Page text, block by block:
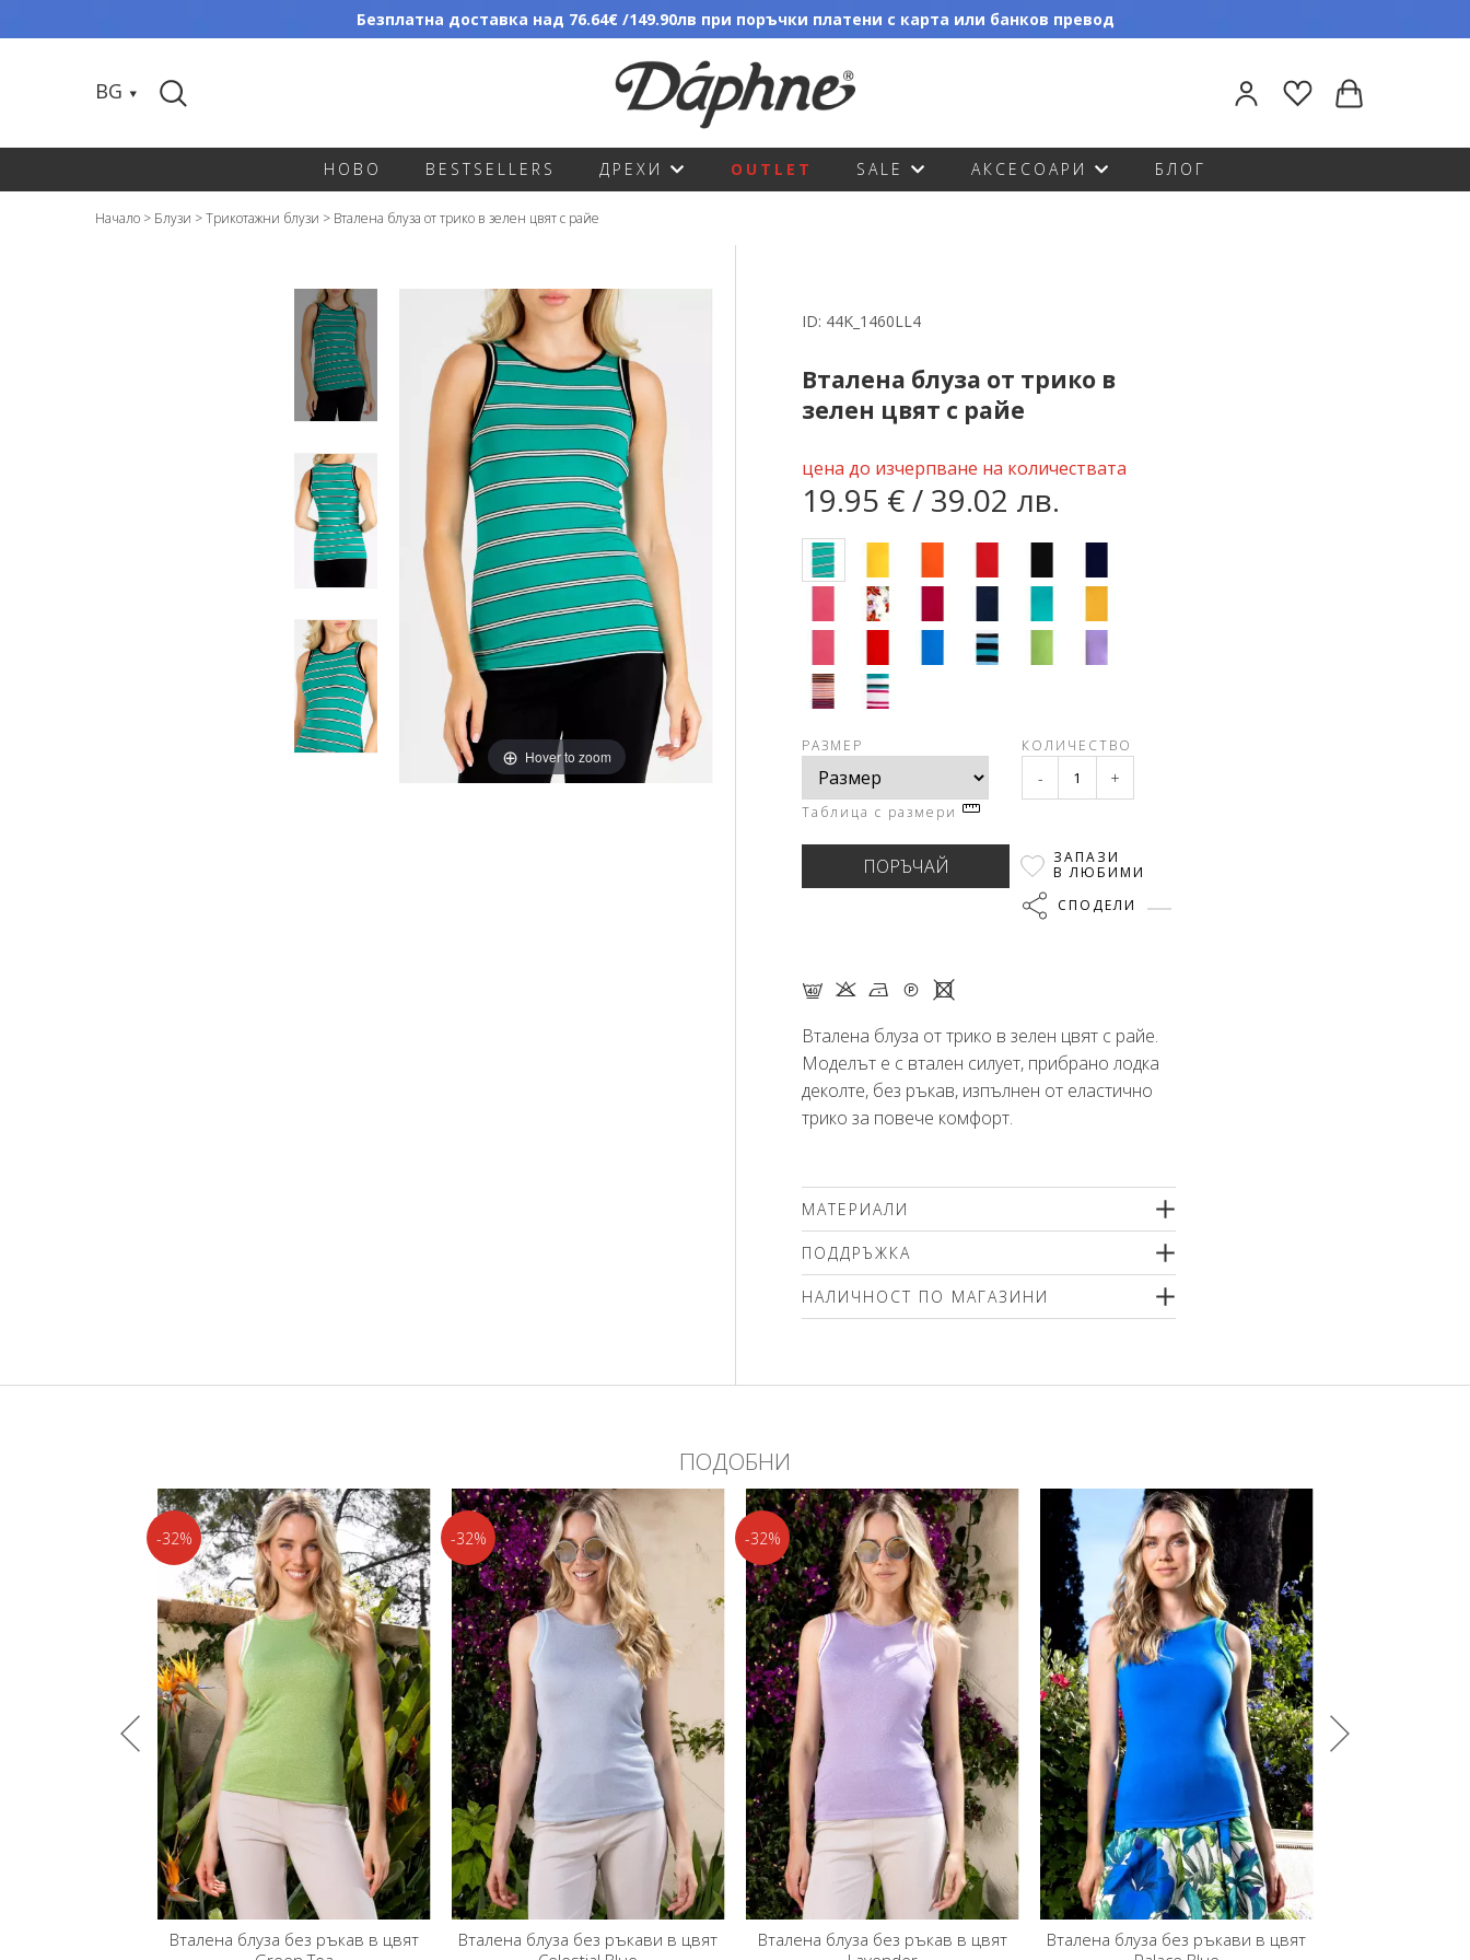
Безплатна доставка над 76.64€ /149.90лв при поръчки платени с карта или банков превод
BG
НОВО BESTSELLERS ДРЕХИ OUTLET SALE АКСЕСОАРИ БЛОГ
Начало > Блузи >Трикотажни блузи > Вталена блуза от трико в зелен цвят с райе
Hover to zoom
ID: 44K_1460LL4
Вталена блуза от трико в
зелен цвят с райе
цена до изчерпване на количествата
19.95 € / 39.02 лв.
РАЗМЕР
Таблица с размери
КОЛИЧЕСТВО
- +
ЗАПАЗИ
В ЛЮБИМИ
СПОДЕЛИ
F K N Q X
Вталена блуза от трико в зелен цвят с райе.
Моделът е с втален силует, прибрано лодка
деколте, без ръкав, изпълнен от еластично
трико за повече комфорт.
МАТЕРИАЛИ
ПОДДРЪЖКА
НАЛИЧНОСТ ПО МАГАЗИНИ
ПОДОБНИ
Вталена блуза без ръкави в цвят
-32%
Вталена блуза без ръкав в цвят
-32%
Вталена блуза без ръкави в цвят
Свежа блуза без ръкав в райе в Coral